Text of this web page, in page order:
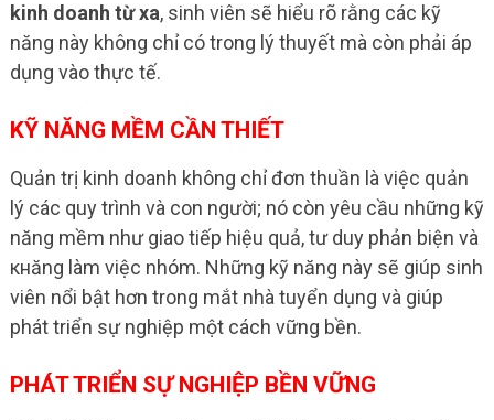
kinh doanh từ xa, sinh viên sẽ hiểu rõ rằng các kỹ
năng này không chỉ có trong lý thuyết mà còn phải áp
dụng vào thực tế.
KỸ NĂNG MỀM CẦN THIẾT
Quản trị kinh doanh không chỉ đơn thuần là việc quản
lý các quy trình và con người; nó còn yêu cầu những kỹ
năng mềm như giao tiếp hiệu quả, tư duy phản biện và
кнăng làm việc nhóm. Những kỹ năng này sẽ giúp sinh
viên nổi bật hơn trong mắt nhà tuyển dụng và giúp
phát triển sự nghiệp một cách vững bền.
PHÁT TRIỂN SỰ NGHIỆP BỀN VỮNG